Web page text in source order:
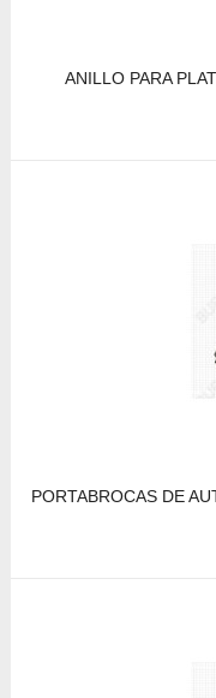
ANILLO PARA
PORTABROCAS DE